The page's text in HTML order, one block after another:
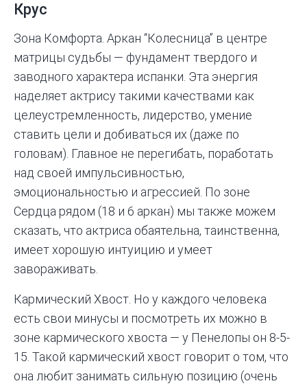
Крус
Зона Комфорта. Аркан “Колесница” в центре
матрицы судьбы — фундамент твердого и
заводного характера испанки. Эта энергия
наделяет актрису такими качествами как
целеустремленность, лидерство, умение
ставить цели и добиваться их (даже по
головам). Главное не перегибать, поработать
над своей импульсивностью,
эмоциональностью и агрессией. По зоне
Сердца рядом (18 и 6 аркан) мы также можем
сказать, что актриса обаятельна, таинственна,
имеет хорошую интуицию и умеет
завораживать.
Кармический Хвост. Но у каждого человека
есть свои минусы и посмотреть их можно в
зоне кармического хвоста — у Пенелопы он 8-5-
15. Такой кармический хвост говорит о том, что
она любит занимать сильную позицию (очень